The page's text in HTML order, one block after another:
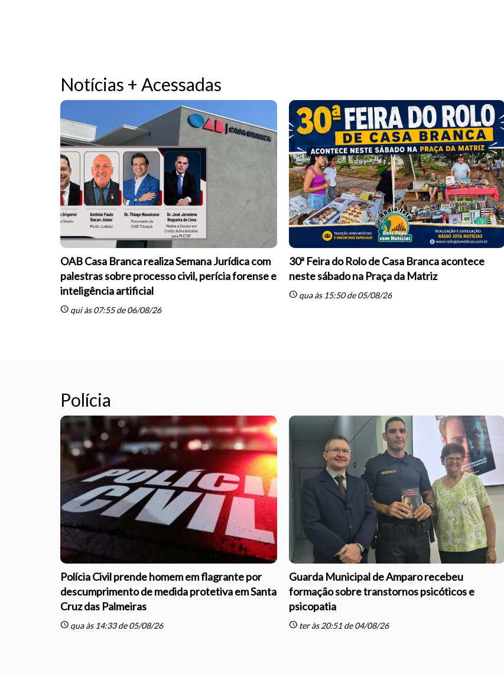
Notícias + Acessadas
OAB Casa Branca realiza Semana Jurídica com
palestras sobre processo civil, perícia forense e
inteligência artificial
schedule qui às 07:55 de 06/08/26
30ª Feira do Rolo de Casa Branca acontece
neste sábado na Praça da Matriz
schedulequa às 15:50 de 05/08/26
Polícia
Polícia Civil prende homem em flagrante por
descumprimento de medida protetiva em Santa
Cruz das Palmeiras
schedule qua às 14:33 de 05/08/26
Guarda Municipal de Amparo recebeu
formação sobre transtornos psicóticos e
psicopatia
scheduleter às 20:51 de 04/08/26